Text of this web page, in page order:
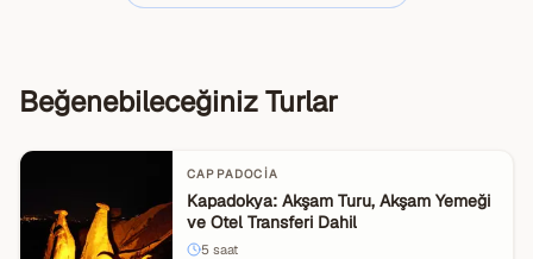
Beğenebileceğiniz Turlar
CAPPADOCIA
Kapadokya: Akşam Turu, Akşam Yemeği
ve Otel Transferi Dahil
5 saat